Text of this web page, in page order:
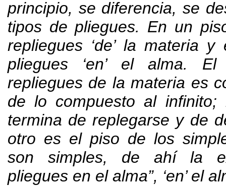
principio, se diferencia,se
tipos de pliegues. En un
repliegues ‘de’ la materia y
pliegues ‘en’ el alma. El
repliegues de la materia es
de lo compuesto al infinito;
termina de replegarse y de
otro es el piso de los
son simples, de ahí la
pliegues en el alma”, ‘en’el